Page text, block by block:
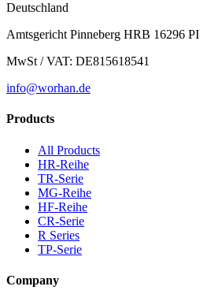
Deutschland
Amtsgericht Pinneberg HRB 16296 PI
MwSt / VAT: DE815618541
info@worhan.de
Products
All Products
HR-Reihe
TR-Serie
MG-Reihe
HF-Reihe
CR-Serie
R Series
TP-Serie
Company